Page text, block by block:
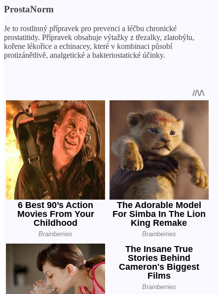
ProstaNorm
Je to rostlinný přípravek pro prevenci a léčbu chronické
prostatitidy. Přípravek obsahuje výtažky z třezalky, zlatobýlu,
kořene lékořice a echinacey, které v kombinaci působí
protizánětlivě, analgetické a bakteriostatické účinky.